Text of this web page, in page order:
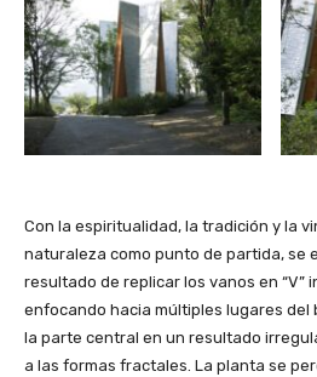
Con la espiritualidad, la tradición y la
naturaleza como punto de partida, se
resultado de replicar los vanos en “V”
enfocando hacia múltiples lugares del
la parte central en un resultado
a las formas fractales. La planta se